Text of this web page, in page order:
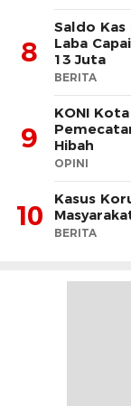
8
Saldo Kas
Laba
13 Juta
BERITA
9
KONI
Hibah
OPINI
10
Kasus
BERITA